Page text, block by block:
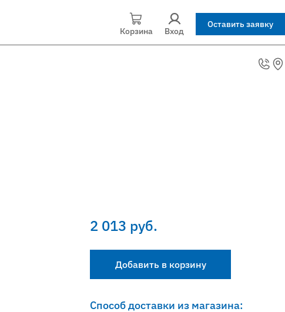
Корзина Вход
Оставить заявку
2 013 руб.
Добавить в корзину
Способ доставки из магазина: